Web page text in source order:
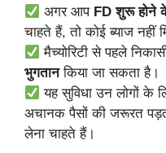
अगर आप FD शुरू होने
चाहते हैं, तो कोई ब्याज नहीं
मैच्योरिटी से पहले
भुगतानकिया जा सकता है।
यह सुविधा उन लोगों के
अचानक पैसों की जरूरत
लेना चाहते हैं।